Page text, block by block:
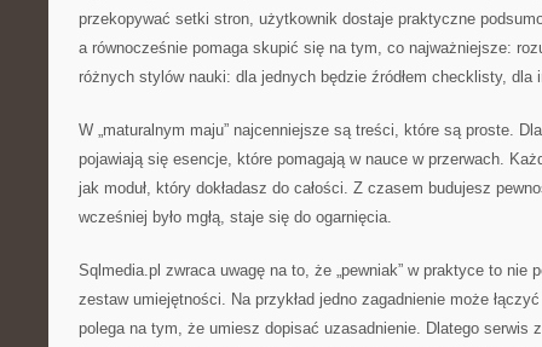
przekopywać setki stron, użytkownik dostaje praktyczne
a równocześnie pomaga skupić się na tym, co najważniejsze:
różnych stylów nauki: dla jednych będzie źródłem checklisty, dla
W „maturalnym maju” najcenniejsze są treści, które są proste.
pojawiają się esencje, które pomagają w nauce w przerwach.
jak moduł, który dokładasz do całości. Z czasem budujesz
wcześniej było mgłą, staje się do ogarnięcia.
Sqlmedia.pl zwraca uwagę na to, że „pewniak” w praktyce to nie
zestaw umiejętności. Na przykład jedno zagadnienie może
polega na tym, że umiesz dopisać uzasadnienie. Dlatego serwis